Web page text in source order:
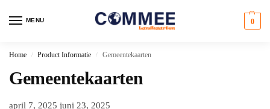
MENU 0
Home / Product Informatie / Gemeentekaarten
Gemeentekaarten
april 7, 2025 juni 23, 2025